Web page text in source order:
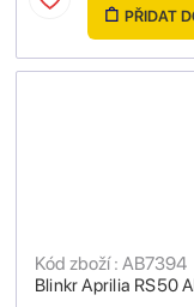
PŘIDAT
Blinkr Aprilia RS50
Kód zboží : AB7394